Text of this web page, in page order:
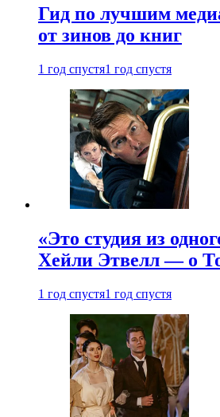
Гид по лучшим
от зинов до книг
1 год спустя1 год спустя
«Это студия из
Хейли Этвелл — о
1 год спустя1 год спустя